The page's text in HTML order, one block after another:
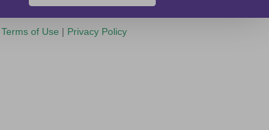
Terms of Use | Privacy Policy